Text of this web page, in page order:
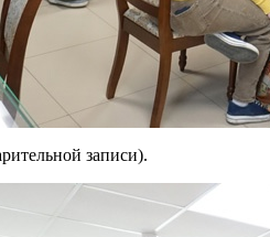
записи).